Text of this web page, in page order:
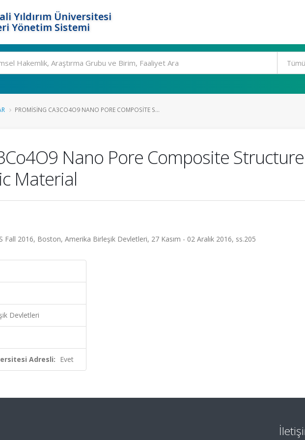
Yıldırım Üniversitesi
Yönetim Sistemi
PROMISING CA3CO4O9 NANO PORE COMPOSITE S...
Nano Pore Composite
Material
Fall 2016, Boston, Amerika Birleşik Devletleri, 27 Kasım - 02 Aralık 2016, ss.205
Devletleri
Adresli: Evet